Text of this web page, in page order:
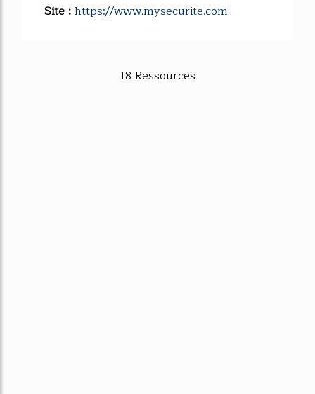
Site :https://www.mysecurite.com
18 Ressources